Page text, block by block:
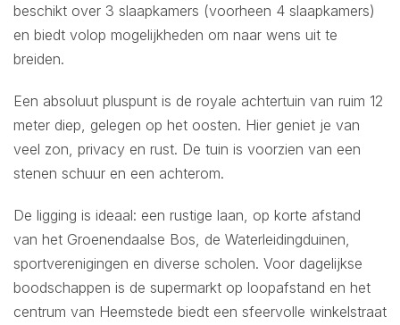
beschikt over 3 slaapkamers (voorheen 4 slaapkamers)
en biedt volop mogelijkheden om naar wens uit te
breiden.
Een absoluut pluspunt is de royale achtertuin van ruim 12
meter diep, gelegen op het oosten. Hier geniet je van
veel zon, privacy en rust. De tuin is voorzien van een
stenen schuur en een achterom.
De ligging is ideaal: een rustige laan, op korte afstand
van het Groenendaalse Bos, de Waterleidingduinen,
sportverenigingen en diverse scholen. Voor dagelijkse
boodschappen is de supermarkt op loopafstand en het
centrum van Heemstede biedt een sfeervolle winkelstraat